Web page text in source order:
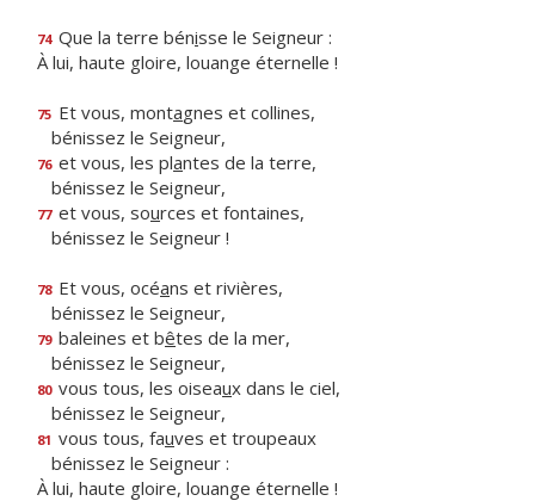
74 Que la terre bénisse le Seigneur :
À lui, haute gloire, louange éternelle !
75 Et vous, montagnes et collines,
bénissez le Seigneur,
76 et vous, les plantes de la terre,
bénissez le Seigneur,
77 et vous, sources et fontaines,
bénissez le Seigneur !
78 Et vous, océans et rivières,
bénissez le Seigneur,
79 baleines et bêtes de la mer,
bénissez le Seigneur,
80 vous tous, les oiseaux dans le ciel,
bénissez le Seigneur,
81 vous tous, fauves et troupeaux
bénissez le Seigneur :
À lui, haute gloire, louange éternelle !